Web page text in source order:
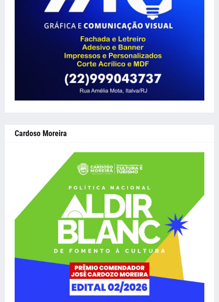
Cardoso Moreira